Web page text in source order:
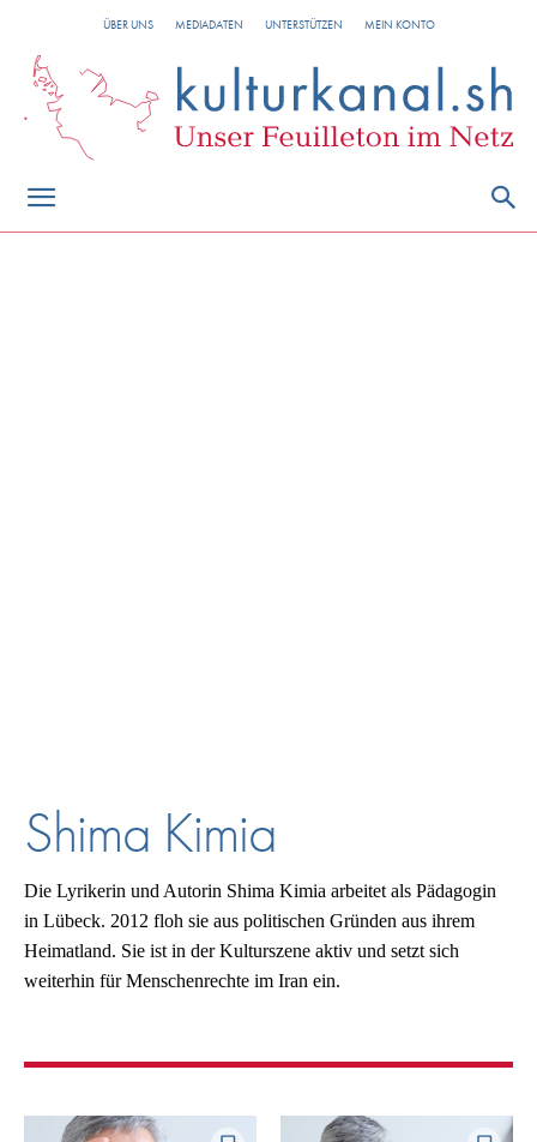
ÜBER UNS MEDIADATEN UNTERSTÜTZEN MEIN KONTO
Shima Kimia
Die Lyrikerin und Autorin Shima Kimia arbeitet als Pädagogin
in Lübeck. 2012 floh sie aus politischen Gründen aus ihrem
Heimatland. Sie ist in der Kulturszene aktiv und setzt sich
weiterhin für Menschenrechte im Iran ein.